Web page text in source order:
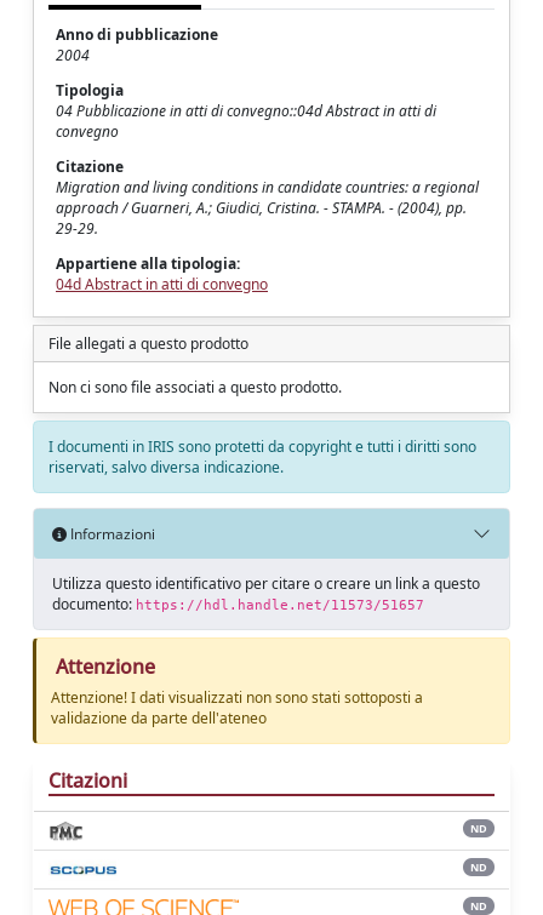
Anno di pubblicazione
2004
Tipologia
04 Pubblicazione in atti di convegno::04d Abstract in atti di
convegno
Citazione
Migration and living conditions in candidate countries: a regional
approach / Guarneri, A.; Giudici, Cristina. - STAMPA. - (2004), pp.
29-29.
Appartiene alla tipologia:
04d Abstract in atti di convegno
File allegati a questo prodotto
Non ci sono file associati a questo prodotto.
I documenti in IRIS sono protetti da copyright e tutti i diritti sono
riservati, salvo diversa indicazione.
Informazioni
Utilizza questo identificativo per citare o creare un link a questo
documento: https://hdl.handle.net/11573/51657
Attenzione
Attenzione! I dati visualizzati non sono stati sottoposti a
validazione da parte dell'ateneo
Citazioni
ND
ND
ND